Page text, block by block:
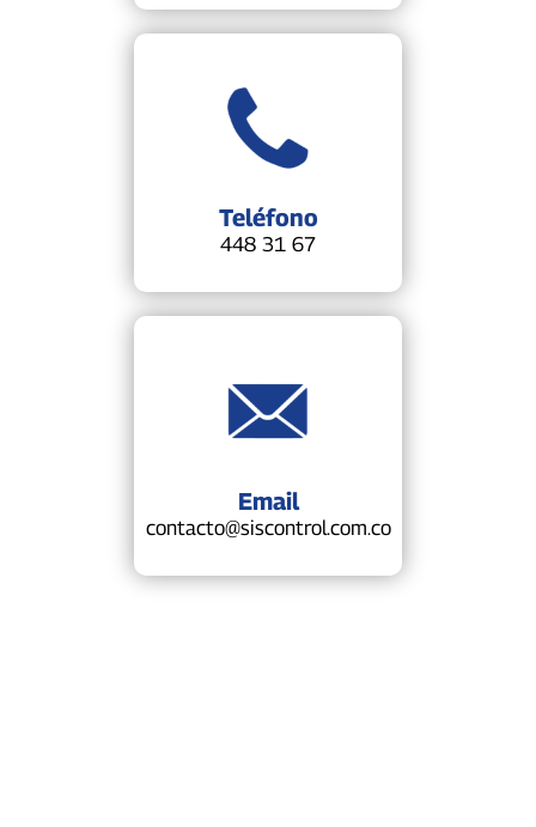
Teléfono
448 31 67
Email
contacto@siscontrol.com.co